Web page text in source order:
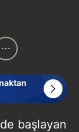
başlayan